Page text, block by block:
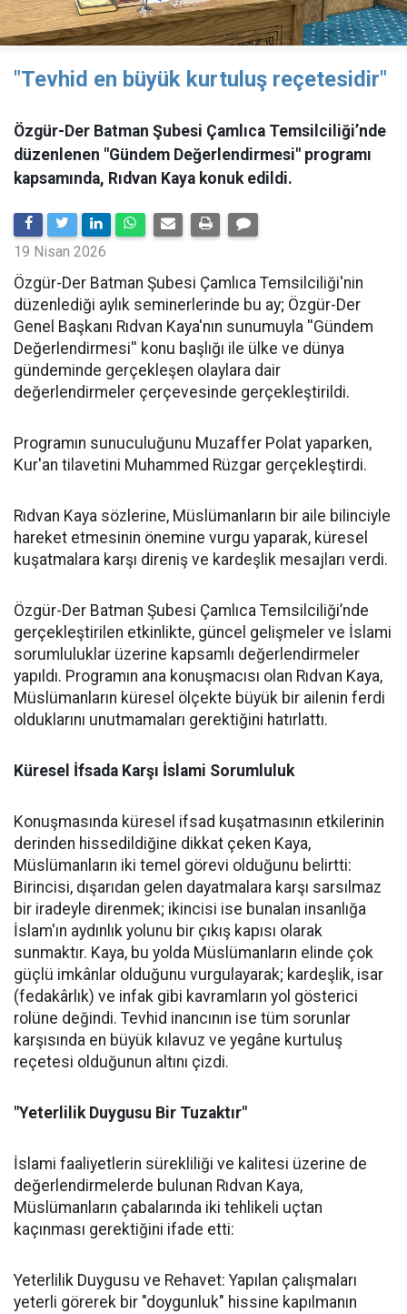
"Tevhid en büyük kurtuluş reçetesidir"
Özgür-Der Batman Şubesi Çamlıca Temsilciliği’nde
düzenlenen "Gündem Değerlendirmesi" programı
kapsamında, Rıdvan Kaya konuk edildi.
19 Nisan 2026
​Özgür-Der Batman Şubesi Çamlıca Temsilciliği'nin
düzenlediği aylık seminerlerinde bu ay; Özgür-Der
Genel Başkanı Rıdvan Kaya'nın sunumuyla ''Gündem
Değerlendirmesi'' konu başlığı ile ülke ve dünya
gündeminde gerçekleşen olaylara dair
değerlendirmeler çerçevesinde gerçekleştirildi.
Programın sunuculuğunu Muzaffer Polat yaparken,
Kur'an tilavetini Muhammed Rüzgar gerçekleştirdi.
Rıdvan Kaya sözlerine, Müslümanların bir aile bilinciyle
hareket etmesinin önemine vurgu yaparak, küresel
kuşatmalara karşı direniş ve kardeşlik mesajları verdi.
Özgür-Der Batman Şubesi Çamlıca Temsilciliği’nde
gerçekleştirilen etkinlikte, güncel gelişmeler ve İslami
sorumluluklar üzerine kapsamlı değerlendirmeler
yapıldı. Programın ana konuşmacısı olan Rıdvan Kaya,
Müslümanların küresel ölçekte büyük bir ailenin ferdi
olduklarını unutmamaları gerektiğini hatırlattı.
Küresel İfsada Karşı İslami Sorumluluk
Konuşmasında küresel ifsad kuşatmasının etkilerinin
derinden hissedildiğine dikkat çeken Kaya,
Müslümanların iki temel görevi olduğunu belirtti:
Birincisi, dışarıdan gelen dayatmalara karşı sarsılmaz
bir iradeyle direnmek; ikincisi ise bunalan insanlığa
İslam'ın aydınlık yolunu bir çıkış kapısı olarak
sunmaktır. Kaya, bu yolda Müslümanların elinde çok
güçlü imkânlar olduğunu vurgulayarak; kardeşlik, isar
(fedakârlık) ve infak gibi kavramların yol gösterici
rolüne değindi. Tevhid inancının ise tüm sorunlar
karşısında en büyük kılavuz ve yegâne kurtuluş
reçetesi olduğunun altını çizdi.
"Yeterlilik Duygusu Bir Tuzaktır"
İslami faaliyetlerin sürekliliği ve kalitesi üzerine de
değerlendirmelerde bulunan Rıdvan Kaya,
Müslümanların çabalarında iki tehlikeli uçtan
kaçınması gerektiğini ifade etti:
Yeterlilik Duygusu ve Rehavet: Yapılan çalışmaları
yeterli görerek bir "doygunluk" hissine kapılmanın